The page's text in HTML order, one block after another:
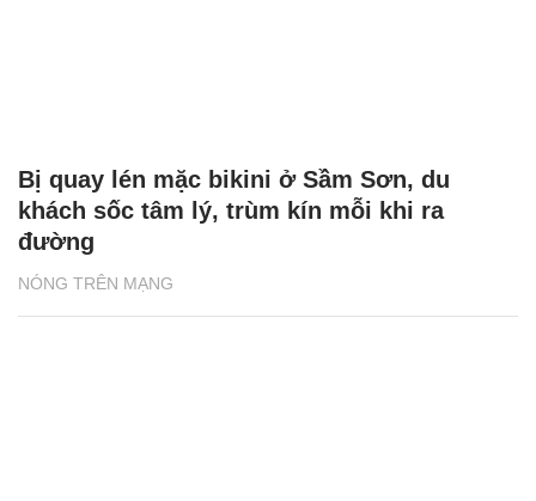
NÓNG TRÊN MẠNG
Bị quay lén mặc bikini ở Sầm Sơn, du
khách sốc tâm lý, trùm kín mỗi khi ra
đường